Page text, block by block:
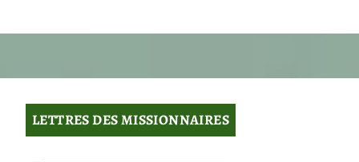
LETTRES DES MISSIONNAIRES